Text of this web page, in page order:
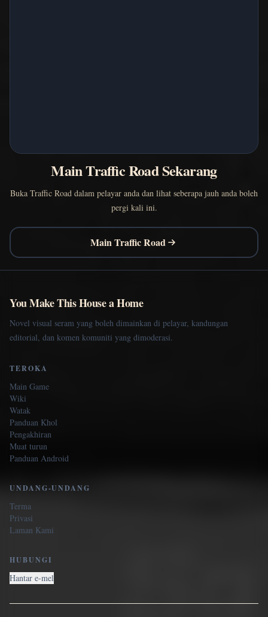
Main Traffic Road Sekarang
Buka Traffic Road dalam pelayar anda dan lihat seberapa jauh anda boleh
pergi kali ini.
Main Traffic Road
You Make This House a Home
Novel visual seram yang boleh dimainkan di pelayar, kandungan
editorial, dan komen komuniti yang dimoderasi.
TEROKA
Main Game
Wiki
Watak
Panduan Khol
Pengakhiran
Muat turun
Panduan Android
UNDANG-UNDANG
Terma
Privasi
Laman Kami
HUBUNGI
Hantar e-mel